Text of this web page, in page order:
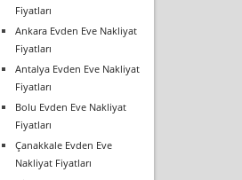
Fiyatları
Ankara Evden Eve Nakliyat
Fiyatları
Antalya Evden Eve Nakliyat
Fiyatları
Bolu Evden Eve Nakliyat
Fiyatları
Çanakkale Evden Eve
Nakliyat Fiyatları